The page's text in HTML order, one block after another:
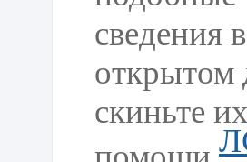
скиньте